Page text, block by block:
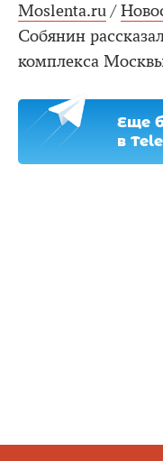
Moslenta.ru /
Собянин
комплекса
Еще
в